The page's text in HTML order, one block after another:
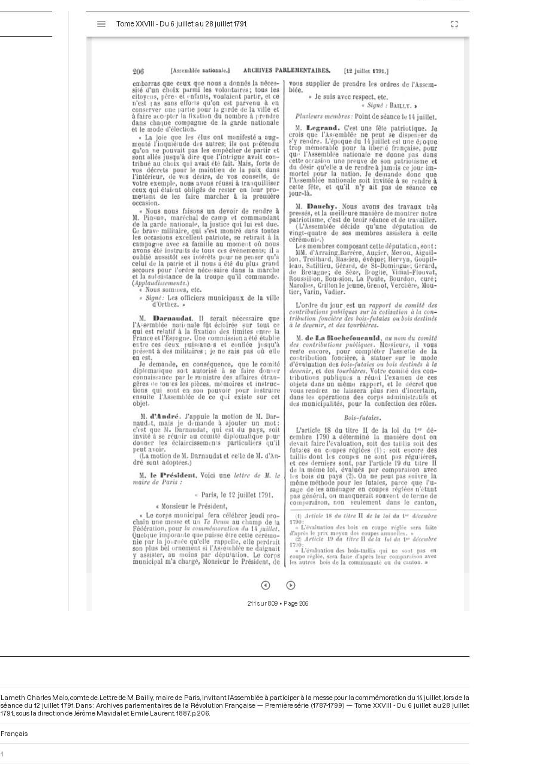
s
Tome XXVIII - Du 6 juillet au 28 juillet 1791.
211 sur 809 • Page 206
Lameth Charles Malo, comte de. Lettre de M. Bailly, maire de Paris, invitant l'Assemblée à participer à la messe pour la commémoration du 14 juillet, lors de la
séance du 12 juillet 1791. Dans : Archives parlementaires de la Révolution Française — Première série (1787-1799) — Tome XXVIII - Du 6 juillet au 28 juillet
1791. , sous la direction de Jérôme Mavidal et Emile Laurent. 1887. p. 206.
Français
1